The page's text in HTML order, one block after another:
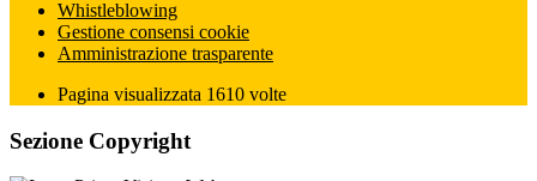
Whistleblowing
Gestione consensi cookie
Amministrazione trasparente
Pagina visualizzata 1610 volte
Sezione Copyright